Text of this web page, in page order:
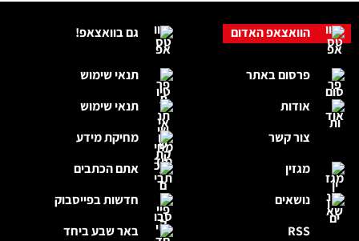
גם בוואצאפ!
תנאי שימוש
תנאי שימוש
מחיקת מידע
אתם הכתבים
חדשות בפייסבוק
באר שבע ביחד
הוואצאפ האדום
פרסום באתר
אודות
צור קשר
מגזין
נושאים
RSS